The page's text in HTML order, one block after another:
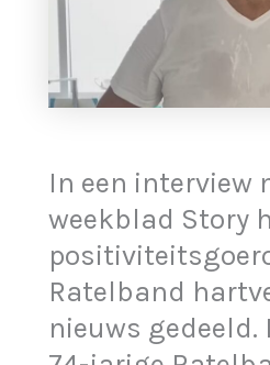
In een interview
weekblad Story
Ratelband
nieuws